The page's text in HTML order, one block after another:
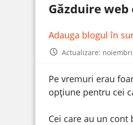
Găzduire
Adauga blogul în
Actualizare:
Pe vremuri erau
opțiune pentru cei
Cei care au un